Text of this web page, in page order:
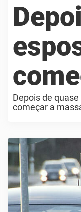
Depois de
começar a